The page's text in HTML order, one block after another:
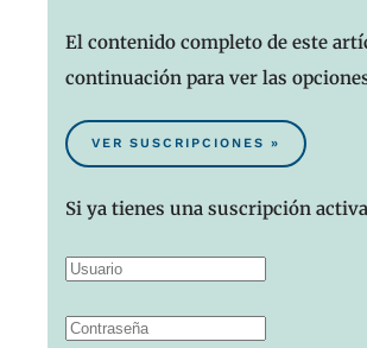
El contenido completo de este
continuación para ver las
VER SUSCRIPCIONES »
Si ya tienes una suscripción